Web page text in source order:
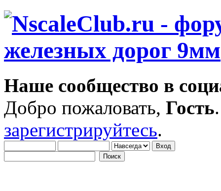
Наше сообщество в
Добро пожаловать, Гость
зарегистрируйтесь.